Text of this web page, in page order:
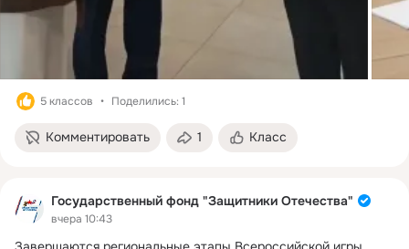
5 классов Поделились: 1
Комментировать 1 Класс
Государственный фонд "Защитники Отечества"
вчера 10:43